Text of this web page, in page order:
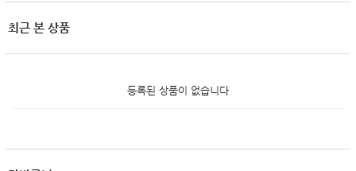
최근 본 상품
등록된 상품이 없습니다